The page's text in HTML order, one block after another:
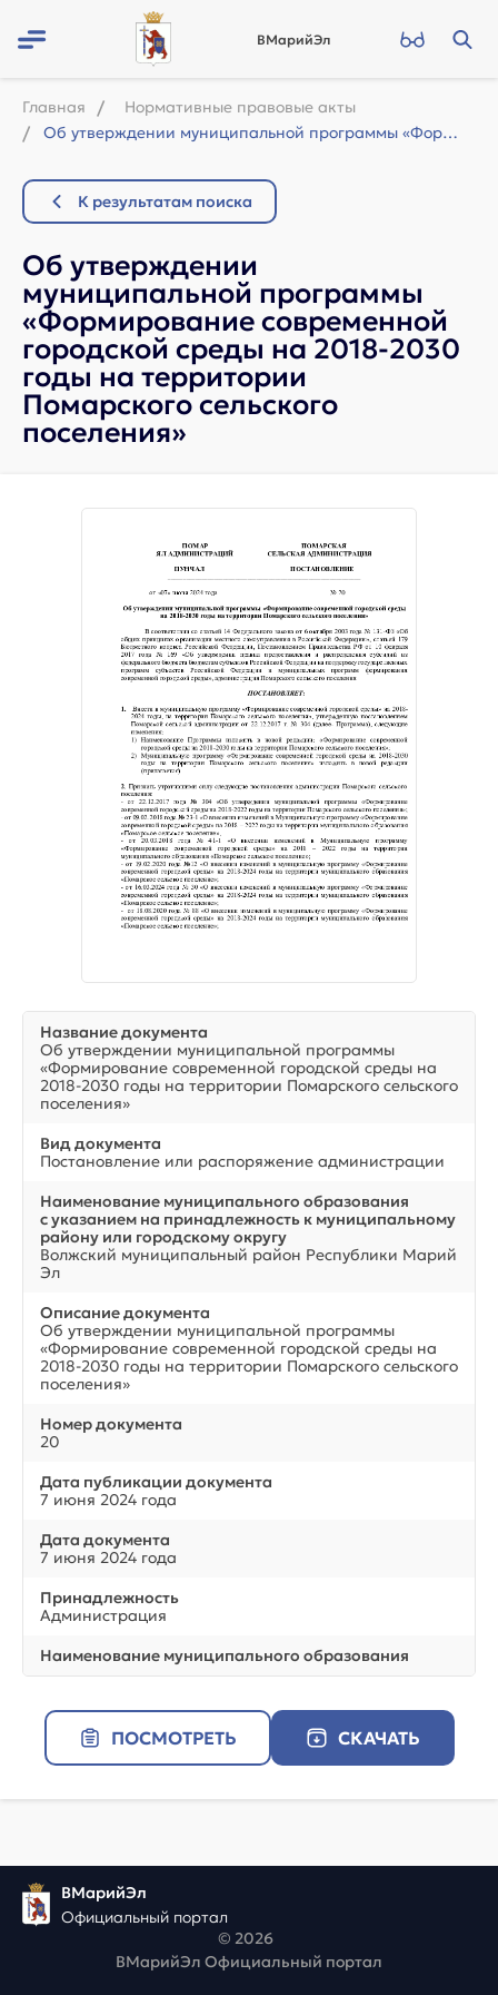
ВМарийЭл
Главная
Нормативные правовые акты
Об утверждении муниципальной программы «Формирование современной городской среды...
К результатам поиска
Об утверждении
муниципальной программы
«Формирование современной
городской среды на 2018-2030
годы на территории
Помарского сельского
поселения»
Название документа
Об утверждении муниципальной программы
«Формирование современной городской среды на
2018-2030 годы на территории Помарского сельского
поселения»
Вид документа
Постановление или распоряжение администрации
Наименование муниципального образования
с указанием на принадлежность к муниципальному
району или городскому округу
Волжский муниципальный район Республики Марий
Эл
Описание документа
Об утверждении муниципальной программы
«Формирование современной городской среды на
2018-2030 годы на территории Помарского сельского
поселения»
Номер документа
20
Дата публикации документа
7 июня 2024 года
Дата документа
7 июня 2024 года
Принадлежность
Администрация
Наименование муниципального образования
ПОСМОТРЕТЬ СКАЧАТЬ
ВМарийЭл
Официальный портал
© 2026
ВМарийЭл Официальный портал